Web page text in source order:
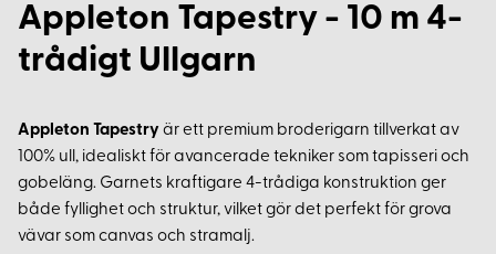
Appleton Tapestry - 10 m 4-
trådigt Ullgarn
Appleton Tapestry är ett premium broderigarn tillverkat av
100% ull, idealiskt för avancerade tekniker som tapisseri och
gobeläng. Garnets kraftigare 4-trådiga konstruktion ger
både fyllighet och struktur, vilket gör det perfekt för grova
vävar som canvas och stramalj.